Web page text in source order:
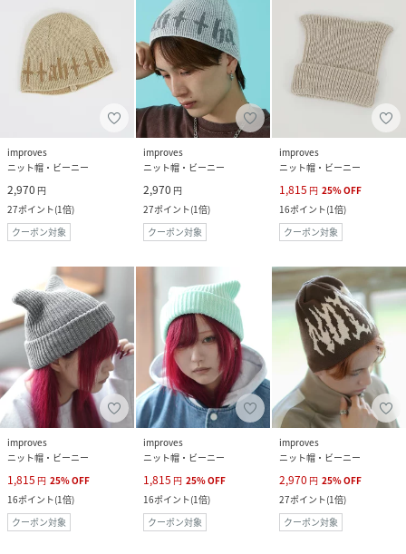
improves
ニット帽・ビーニー
2,970 円
27ポイント(1倍)
クーポン対象
improves
ニット帽・ビーニー
2,970 円
27ポイント(1倍)
クーポン対象
improves
ニット帽・ビーニー
1,815 円 25%OFF
16ポイント(1倍)
クーポン対象
improves
ニット帽・ビーニー
1,815 円 25%OFF
16ポイント(1倍)
クーポン対象
improves
ニット帽・ビーニー
1,815 円 25%OFF
16ポイント(1倍)
クーポン対象
improves
ニット帽・ビーニー
2,970 円 25%OFF
27ポイント(1倍)
クーポン対象